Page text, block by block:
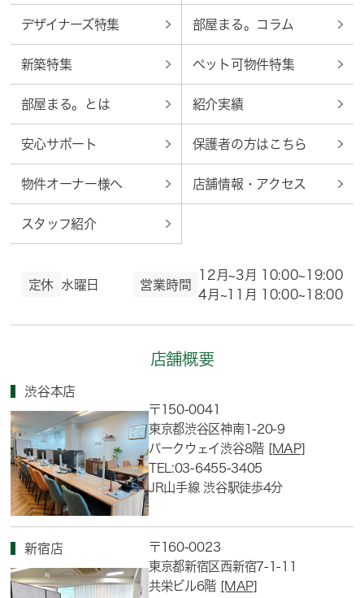
デザイナーズ特集 部屋まる。コラム
新築特集 ペット可物件特集
部屋まる。とは 紹介実績
安心サポート 保護者の方はこちら
物件オーナー様へ 店舗情報・アクセス
スタッフ紹介
定休 水曜日 営業時間
12月~3月 10:00~19:00
4月~11月 10:00~18:00
店舗概要
渋谷本店
〒150-0041
東京都渋谷区神南1-20-9
パークウェイ渋谷8階 [MAP]
TEL:03-6455-3405
JR山手線 渋谷駅徒歩4分
新宿店
〒160-0023
東京都新宿区西新宿7-1-11
共栄ビル6階 [MAP]